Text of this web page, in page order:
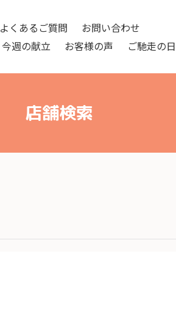
今週の献立 お客様の声 ご馳走の日
よくあるご質問
お問い合わせ
店舗検索